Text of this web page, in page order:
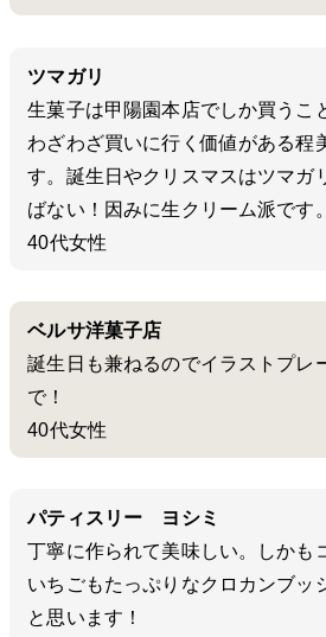
ツマガリ
生菓子は甲陽園本店でしか買うこ
わざわざ買いに行く価値がある程
す。誕生日やクリスマスはツマガ
ばない！因みに生クリーム派です。
40代女性
ベルサ洋菓子店
誕生日も兼ねるのでイラストプレ
で！
40代女性
パティスリー ヨシミ
丁寧に作られて美味しい。しかも
いちごもたっぷりなクロカンブッ
と思います！